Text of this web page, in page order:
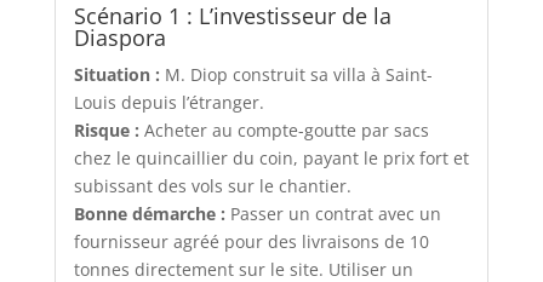
Scénario 1 : L’investisseur de la
Diaspora
Situation : M. Diop construit sa villa à Saint-
Louis depuis l’étranger.
Risque : Acheter au compte-goutte par sacs
chez le quincaillier du coin, payant le prix fort et
subissant des vols sur le chantier.
Bonne démarche : Passer un contrat avec un
fournisseur agréé pour des livraisons de 10
tonnes directement sur le site. Utiliser un